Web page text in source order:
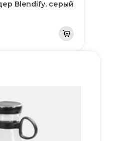
Blendify, серый